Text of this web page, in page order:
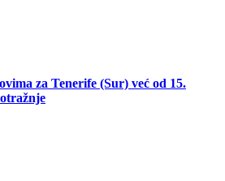
za Tenerife (Sur) već od 15.